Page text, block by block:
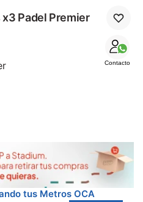
Padel Premier
Contacto
tus Metros OCA